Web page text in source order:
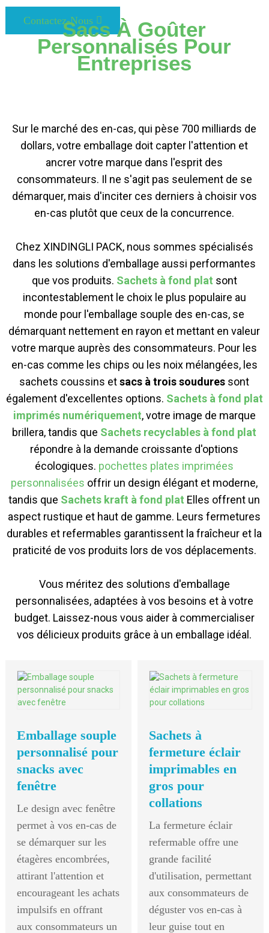
Contactez-NousSacs À Goûter
Personnalisés Pour
Entreprises
Sur le marché des en-cas, qui pèse 700 milliards de
dollars, votre emballage doit capter l'attention et
ancrer votre marque dans l'esprit des
consommateurs. Il ne s'agit pas seulement de se
démarquer, mais d'inciter ces derniers à choisir vos
en-cas plutôt que ceux de la concurrence.
Chez XINDINGLI PACK, nous sommes spécialisés
dans les solutions d'emballage aussi performantes
que vos produits. Sachets à fond plat sont
incontestablement le choix le plus populaire au
monde pour l'emballage souple des en-cas, se
démarquant nettement en rayon et mettant en valeur
votre marque auprès des consommateurs. Pour les
en-cas comme les chips ou les noix mélangées, les
sachets coussins etsacs à trois soudures sont
également d'excellentes options. Sachets à fond plat
imprimés numériquement, votre image de marque
brillera, tandis que Sachets recyclables à fond plat
répondre à la demande croissante d'options
écologiques. pochettes plates imprimées
personnalisées offrir un design élégant et moderne,
tandis que Sachets kraft à fond plat Elles offrent un
aspect rustique et haut de gamme. Leurs fermetures
durables et refermables garantissent la fraîcheur et la
praticité de vos produits lors de vos déplacements.
Vous méritez des solutions d'emballage
personnalisées, adaptées à vos besoins et à votre
budget. Laissez-nous vous aider à commercialiser
vos délicieux produits grâce à un emballage idéal.
Emballage souple
personnalisé pour
snacks avec
fenêtre
Le design avec fenêtre
permet à vos en-cas de
se démarquer sur les
étagères encombrées,
attirant l'attention et
encourageant les achats
impulsifs en offrant
aux consommateurs un
Sachets à
fermeture éclair
imprimables en
gros pour
collations
La fermeture éclair
refermable offre une
grande facilité
d'utilisation, permettant
aux consommateurs de
déguster vos en-cas à
leur guise tout en